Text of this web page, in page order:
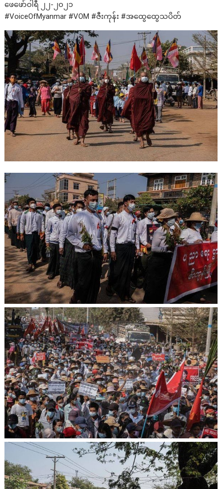
ဖေဖော်ဝါရီ ၂၂-၂၀၂၁
#VoiceOfMyanmar #VOM #ဇီးကုန်း #အထွေထွေသပိတ်